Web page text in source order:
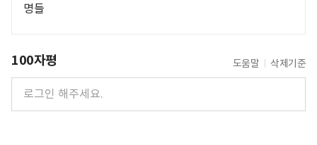
명들
100자평 도움말 삭제기준